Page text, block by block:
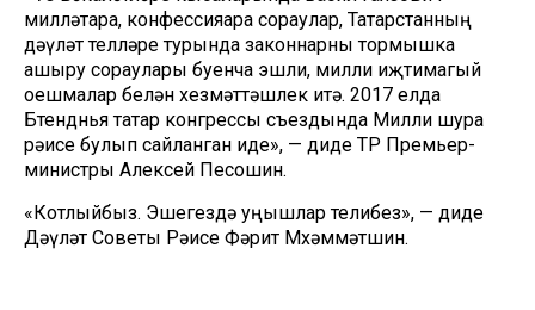
милләтара, конфессияара сораулар, Татарстанның
дәүләт телләре турында законнарны тормышка
ашыру сораулары буенча эшли, милли иҗтимагый
оешмалар белән хезмәттәшлек итә. 2017 елда
Бөтендөнья татар конгрессы съездында Милли шура
рәисе булып сайланган иде», — диде ТР Премьер-
министры Алексей Песошин.
«Котлыйбыз. Эшегездә уңышлар телибез», — диде
Дәүләт Советы Рәисе Фәрит Мөхәммәтшин.